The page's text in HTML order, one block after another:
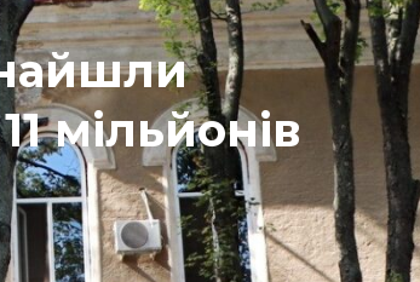
мільйонів